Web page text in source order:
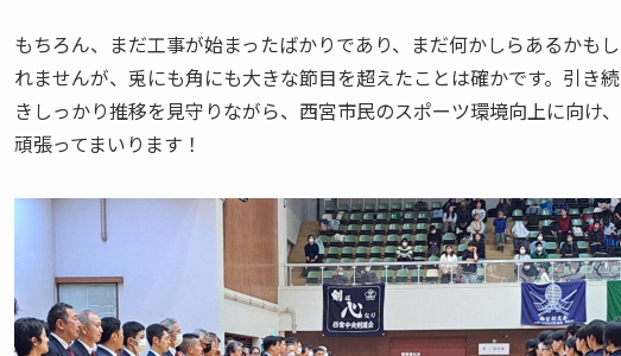
もちろん、まだ工事が始まったばかりであり、まだ何かしらあるかもし
れませんが、兎にも角にも大きな節目を超えたことは確かです。引き続
きしっかり推移を見守りながら、西宮市民のスポーツ環境向上に向け、
頑張ってまいります！